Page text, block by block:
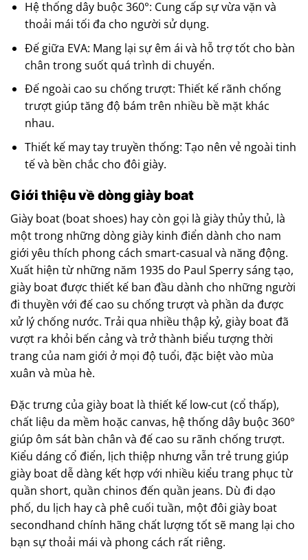
Hệ thống dây buộc 360°: Cung cấp sự vừa vặn và
thoải mái tối đa cho người sử dụng.
Đế giữa EVA: Mang lại sự êm ái và hỗ trợ tốt cho bàn
chân trong suốt quá trình di chuyển.
Đế ngoài cao su chống trượt: Thiết kế rãnh chống
trượt giúp tăng độ bám trên nhiều bề mặt khác
nhau.
Thiết kế may tay truyền thống: Tạo nên vẻ ngoài tinh
tế và bền chắc cho đôi giày.
Giới thiệu về dòng giày boat
Giày boat (boat shoes) hay còn gọi là giày thủy thủ, là
một trong những dòng giày kinh điển dành cho nam
giới yêu thích phong cách smart-casual và năng động.
Xuất hiện từ những năm 1935 do Paul Sperry sáng tạo,
giày boat được thiết kế ban đầu dành cho những người
đi thuyền với đế cao su chống trượt và phần da được
xử lý chống nước. Trải qua nhiều thập kỷ, giày boat đã
vượt ra khỏi bến cảng và trở thành biểu tượng thời
trang của nam giới ở mọi độ tuổi, đặc biệt vào mùa
xuân và mùa hè.
Đặc trưng của giày boat là thiết kế low-cut (cổ thấp),
chất liệu da mềm hoặc canvas, hệ thống dây buộc 360°
giúp ôm sát bàn chân và đế cao su rãnh chống trượt.
Kiểu dáng cổ điển, lịch thiệp nhưng vẫn trẻ trung giúp
giày boat dễ dàng kết hợp với nhiều kiểu trang phục từ
quần short, quần chinos đến quần jeans. Dù đi dạo
phố, du lịch hay cà phê cuối tuần, một đôi giày boat
secondhand chính hãng chất lượng tốt sẽ mang lại cho
bạn sự thoải mái và phong cách rất riêng.